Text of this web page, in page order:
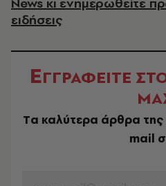
ειδήσεις
ΕΓΓΡΑΦΕΙΤΕ
Tα καλύτερα άρθρα της
mail